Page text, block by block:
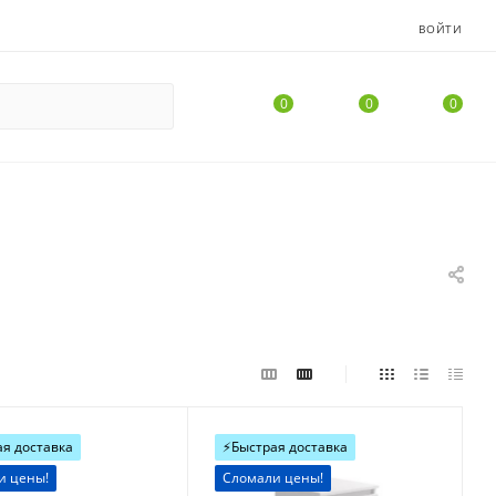
ВОЙТИ
0 0 0
доставка
цены!
⚡️Быстрая доставка
Сломали цены!